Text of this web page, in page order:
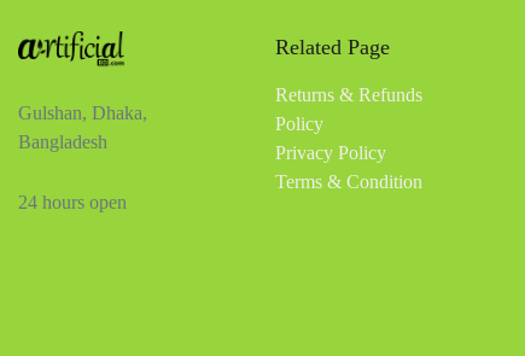
Gulshan, Dhaka,
Bangladesh
24 hours open
Related Page
Returns & Refunds
Policy
Privacy Policy
Terms & Condition